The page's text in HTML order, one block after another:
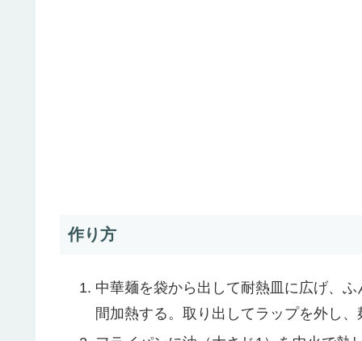
作り方
中華麺を袋から出して耐熱皿に広げ、
間加熱する。取り出してラップを外し